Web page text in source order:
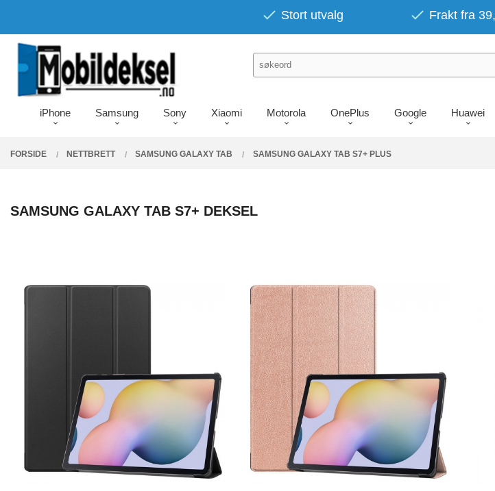
innholdet
Stort utvalg Frakt fra
iPhone Samsung Sony Xiaomi Motorola OnePlus Google Huawei
FORSIDE NETTBRETT SAMSUNG GALAXY TAB SAMSUNG GALAXY TAB S7+ PLUS
SAMSUNG GALAXY TAB S7+ DEKSEL